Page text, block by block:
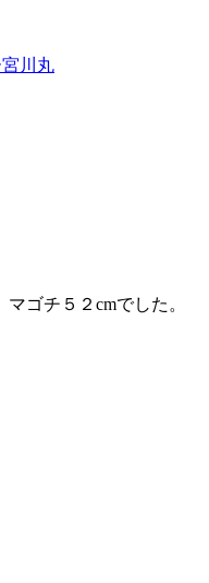
宮川丸
ゴチ５２cmでした。